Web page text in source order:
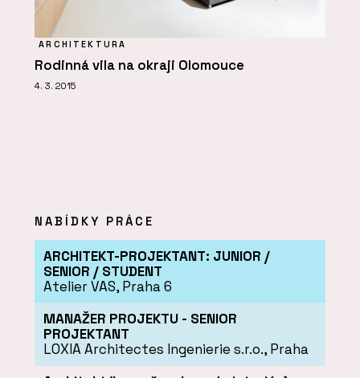
ARCHITEKTURA
Rodinná vila na okraji Olomouce
4. 3. 2015
NABÍDKY PRÁCE
ARCHITEKT-PROJEKTANT: JUNIOR /
SENIOR / STUDENT
Atelier VAS, Praha 6
MANAŽER PROJEKTU - SENIOR
PROJEKTANT
LOXIA Architectes Ingenierie s.r.o., Praha